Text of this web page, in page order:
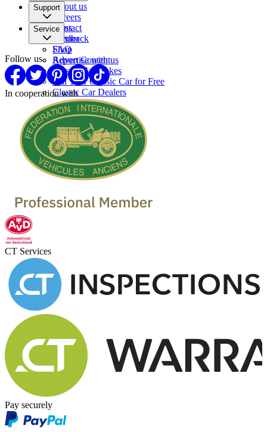
About us
Careers
Press
Partner
Support
Contact
Feedback
FAQ
Report Content
Service
Shop
Advertise with us
Classic Car makes
Sell Your Classic Car for Free
Classic Car Dealers
Follow us
In cooperation with
CT Services
Pay securely